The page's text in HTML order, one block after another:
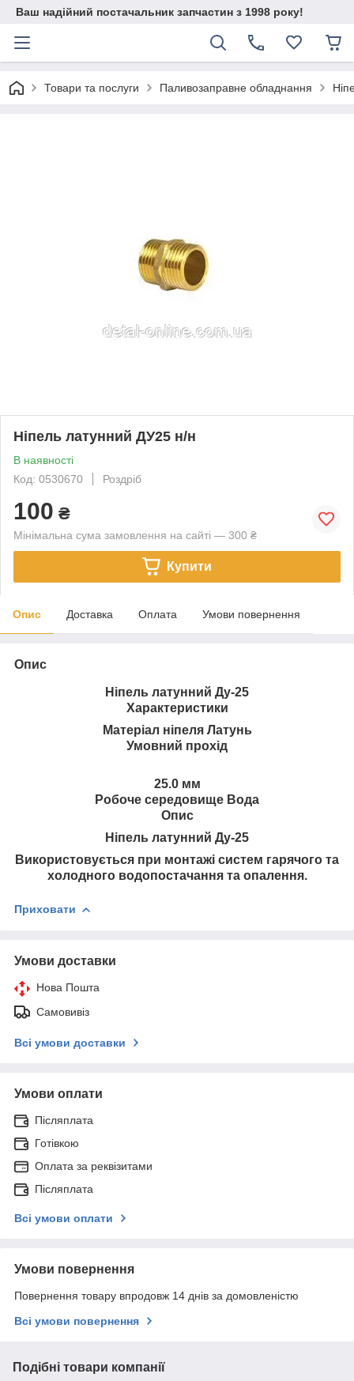
Ваш надійний постачальник запчастин з 1998 року!
Товари та послуги Паливозаправне обладнання
Ніпель латунний ДУ25 н/н
В наявності
Код: 0530670
Роздріб
100 ₴
Мінімальна сума замовлення на сайті — 300 ₴
Купити
Опис Доставка Оплата Умови повернення
Опис
Ніпель латунний Ду-25
Характеристики
Матеріал ніпеля Латунь
Умовний прохід
25.0 мм
Робоче середовище Вода
Опис
Ніпель латунний Ду-25
Використовується при монтажі систем гарячого та
холодного водопостачання та опалення.
Приховати
Умови доставки
Нова Пошта
Самовивіз
Всі умови доставки
Умови оплати
Післяплата
Готівкою
Оплата за реквізитами
Післяплата
Всі умови оплати
Умови повернення
Повернення товару впродовж 14 днів за домовленістю
Всі умови повернення
Подібні товари компанії